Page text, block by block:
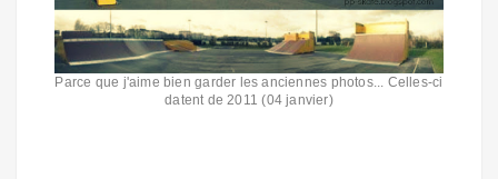
Parce que j'aime bien garder les anciennes photos... Celles-ci
datent de 2011 (04 janvier)